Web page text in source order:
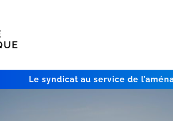
Le syndicat au service de